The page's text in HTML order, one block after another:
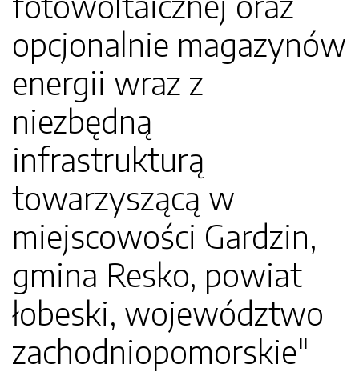
opcjonalnie magazynów
energii wraz z
niezbędną
infrastrukturą
towarzyszącą w
miejscowości Gardzin,
gmina Resko, powiat
łobeski, województwo
zachodniopomorskie"